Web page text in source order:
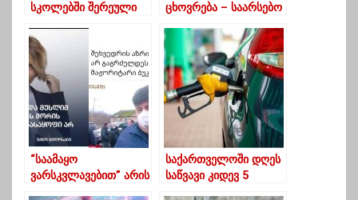
სკოლებში შერეული
ცხოვრება – საარსებო
გაიზარდა
“საამაყო
ვარსკვლავებით” არის
საქართველოში დღეს
საწვავი კიდევ 5